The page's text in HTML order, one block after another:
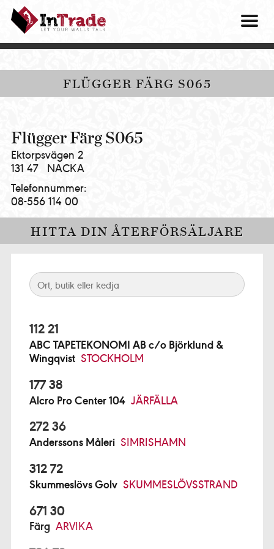
Intrade
ITG
AB
|
your
talk
FLÜGGER FÄRG S065
Flügger Färg S065
Ektorpsvägen 2
131 47
NACKA
Telefonnummer:
08-556 114 00
HITTA DIN ÅTERFÖRSÄLJARE
112 21
ABC TAPETEKONOMI AB c/o Björklund &
Wingqvist STOCKHOLM
177 38
Alcro Pro Center 104 JÄRFÄLLA
272 36
Anderssons Måleri SIMRISHAMN
312 72
Skummeslövs Golv SKUMMESLÖVSSTRAND
671 30
Färg ARVIKA
OM
VÅRA
HITTA